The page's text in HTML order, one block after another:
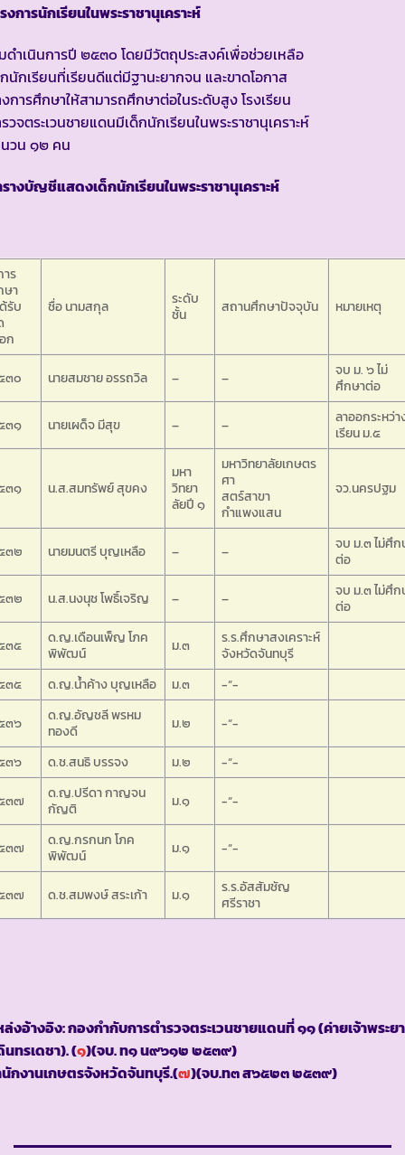
งการนักเรียนในพระราชานุเคราะห์
ดำเนินการปี ๒๕๓๐ โดยมีวัตถุประสงค์เพื่อช่วยเหลือ
นักเรียนที่เรียนดีแต่มีฐานะยากจน และขาดโอกาส
การศึกษาให้สามารถศึกษาต่อในระดับสูง โรงเรียน
วจตระเวนชายแดนมีเด็กนักเรียนในพระราชานุเคราะห์
วน ๑๒ คน
างบัญชีแสดงเด็กนักเรียนในพระราชานุเคราะห์
ร
า
รับ
ก
ชื่อ นามสกุล
ระดับ
ชั้น
สถานศึกษาปัจจุบัน หมายเหตุ
๓๐ นายสมชาย อรรถวิล – –
จบ ม. ๖ ไม่
ศึกษาต่อ
๓๑
นายเผด็จ มีสุข – –
ลาออกระหว่า
เรียน ม.๕
๓๑ น.ส.สมทรัพย์ สุขคง
มหา
วิทยา
ลัยปี ๑
มหาวิทยาลัยเกษตร
ศา
สตร์สาขา
กำแพงแสน
จว.นครปฐม
๓๒ นายมนตรี บุญเหลือ – –
จบ ม.๓ ไม่ศึก
ต่อ
๓๒
น.ส.นงนุช โพธิ์เจริญ – –
จบ ม.๓ ไม่ศึก
ต่อ
๓๕
ด.ญ.เดือนเพ็ญ โภค
พิพัฒน์
ม.๓
ร.ร.ศึกษาสงเคราะห์
จังหวัดจันทบุรี
๓๕
ด.ญ.น้ำค้าง บุญเหลือ ม.๓
-“-
๓๖
ด.ญ.อัญชลี พรหม
ทองดี
ม.๒
-“-
๓๖
ด.ช.สนธิ บรรจง ม.๒
-“-
๓๗
ด.ญ.ปรีดา กาญจน
กัญติ
ม.๑ -“-
๓๗
ด.ญ.กรกนก โภค
พิพัฒน์
ม.๑ -“-
๓๗ ด.ช.สมพงษ์ สระเก้า ม.๑
ร.ร.อัสสัมชัญ
ศรีราชา
งอ้างอิง: กองกำกับการตำรวจตระเวนชายแดนที่ ๑๑ (ค่ายเจ้าพระยา
ทรเดชา). (๑)(จบ. ท๑ น๙๖๑๒ ๒๕๓๙)
กงานเกษตรจังหวัดจันทบุรี.(๗)(จบ.ท๓ ส๖๕๒๓ ๒๕๓๙)